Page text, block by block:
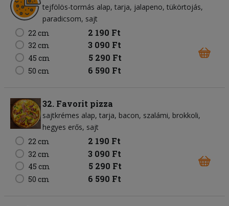
tejfölös-tormás alap tarja jalapeno tükörtojás
paradicsom sajt
22 cm
2 190 Ft
32 cm 3 090 Ft
45 cm 5 290 Ft
50 cm 6 590 Ft
32. Favorit pizza
sajtkrémes alap tarja bacon szalámi brokkoli
hegyes erős sajt
22 cm
2 190 Ft
32 cm 3 090 Ft
45 cm 5 290 Ft
50 cm 6 590 Ft